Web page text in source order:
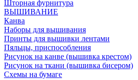
Шторная фурнитура
ВЫШИВАНИЕ
Канва
Наборы для вышивания
Принты для вышивки лентами
Пяльцы, приспособления
Рисунок на канве (вышивка крестом)
Рисунок на ткани (вышивка бисером)
Схемы на бумаге